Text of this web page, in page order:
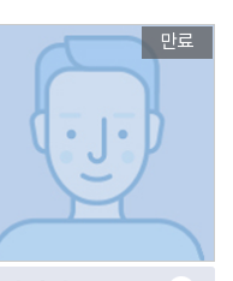
만료